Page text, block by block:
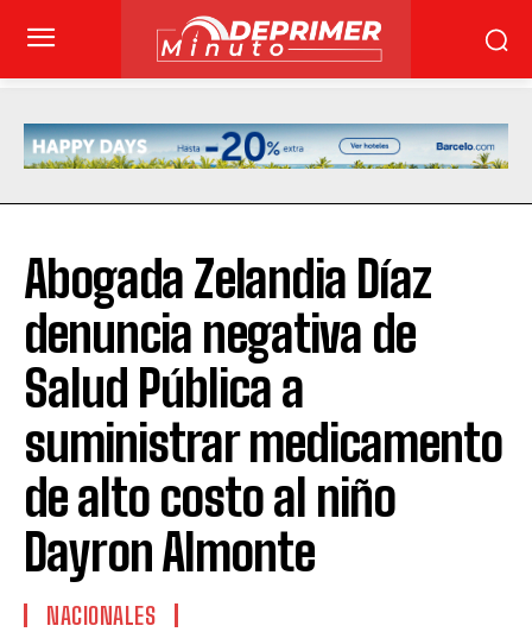
Abogada Zelandia Díaz
denuncia negativa de
Salud Pública a
suministrar medicamento
de alto costo al niño
Dayron Almonte
NACIONALES